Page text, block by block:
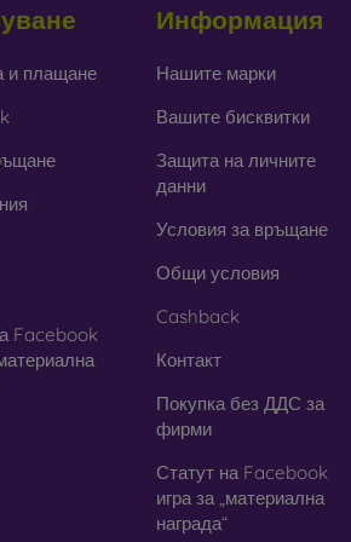
допълнение към калъфите. Придава
се счупи.
калъфи за телефони се
намерите десетки интересни
е за вас.
и плащане
Facebook
Информация
Нашите марки
Вашите бисквитки
Защита на личните
данни
Условия за връщане
Общи условия
Cashback
Контакт
Покупка без ДДС за
фирми
Статут на Facebook
игра за „материална
награда“